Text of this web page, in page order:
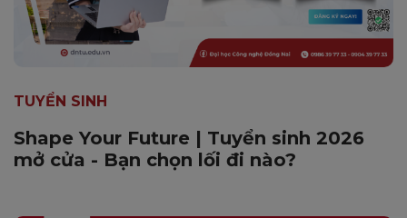
TUYỂN SINH
Shape Your Future | Tuyển sinh 2026
mở cửa - Bạn chọn lối đi nào?